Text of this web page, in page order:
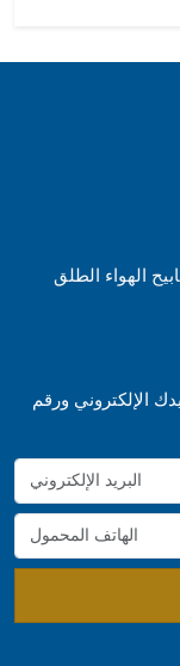
الهواء الطلق
الإلكتروني ورقم